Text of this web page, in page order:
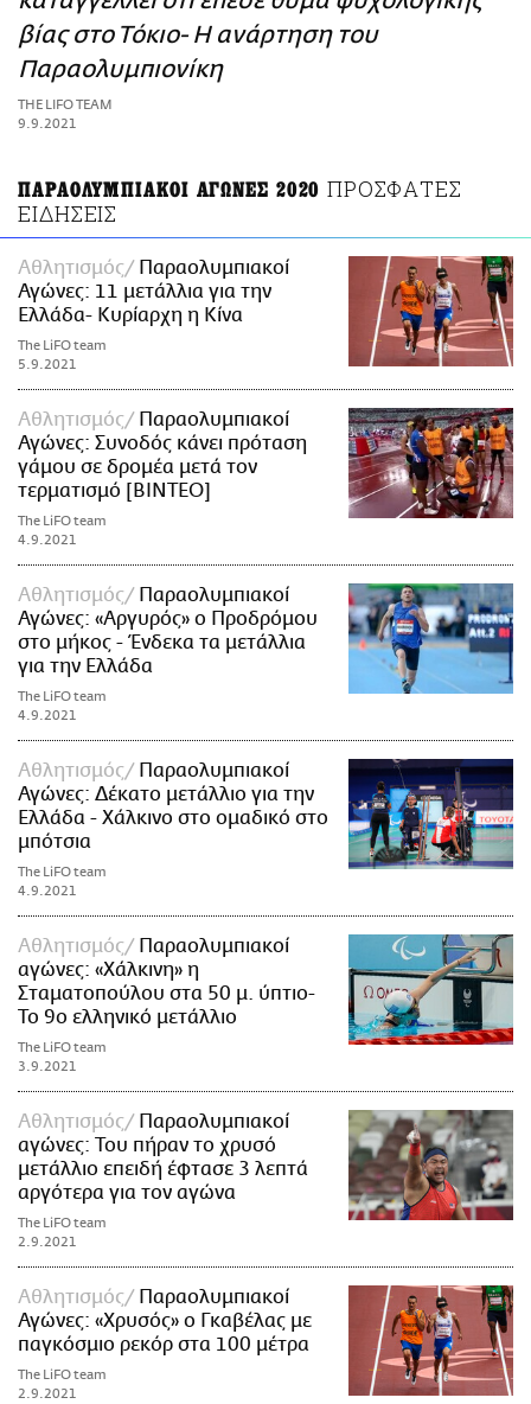
ΑΜΠΑ
PRINT
βίας στο Τόκιο- Η ανάρτηση του
Παραολυμπιονίκη
THE LIFO TEAM
9.9.2021
ΠΑΡΑΟΛΥΜΠΙΑΚΟΙ ΑΓΩΝΕΣ 2020 ΠΡΟΣΦΑΤΕΣ
ΕΙΔΗΣΕΙΣ
Αθλητισμός
Παραολυμπιακοί
Αγώνες: 11 μετάλλια για την
Ελλάδα- Κυρίαρχη η Κίνα
The LiFO team
5.9.2021
Αθλητισμός
Παραολυμπιακοί
Αγώνες: Συνοδός κάνει πρόταση
γάμου σε δρομέα μετά τον
τερματισμό [ΒΙΝΤΕΟ]
The LiFO team
4.9.2021
Αθλητισμός
Παραολυμπιακοί
Αγώνες: «Aργυρός» ο Προδρόμου
στο μήκος - Ένδεκα τα μετάλλια
για την Ελλάδα
The LiFO team
4.9.2021
Αθλητισμός
Παραολυμπιακοί
Αγώνες: Δέκατο μετάλλιο για την
Ελλάδα - Xάλκινο στο ομαδικό στο
μπότσια
The LiFO team
4.9.2021
Αθλητισμός
Παραολυμπιακοί
αγώνες: «Χάλκινη» η
Σταματοπούλου στα 50 μ. ύπτιο-
Το 9ο ελληνικό μετάλλιο
The LiFO team
3.9.2021
Αθλητισμός
Παραολυμπιακοί
αγώνες: Του πήραν το χρυσό
μετάλλιο επειδή έφτασε 3 λεπτά
αργότερα για τον αγώνα
The LiFO team
2.9.2021
Αθλητισμός
Παραολυμπιακοί
Αγώνες: «Χρυσός» ο Γκαβέλας με
παγκόσμιο ρεκόρ στα 100 μέτρα
The LiFO team
2.9.2021